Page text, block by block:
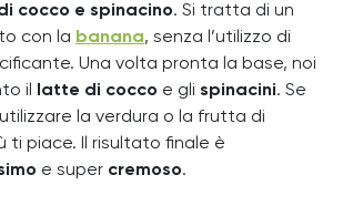
cocco e spinacino. Si tratta di un
con la banana, senza l’utilizzo di
Una volta pronta la base, noi
il
latte di cocco e gli spinacini. Se
la verdura o la frutta di
ti piace. Il risultato finale è
e super cremoso.